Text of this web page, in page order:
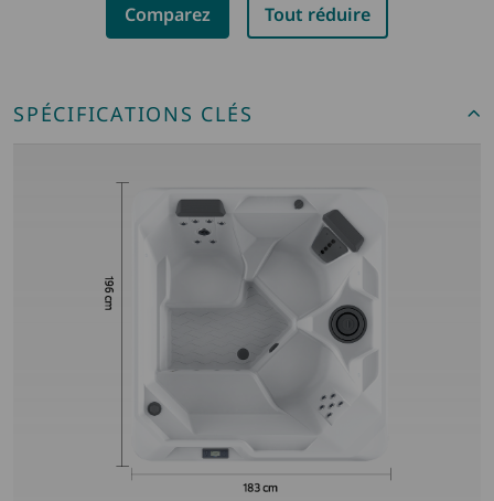
Comparez Tout réduire
SPÉCIFICATIONS CLÉS